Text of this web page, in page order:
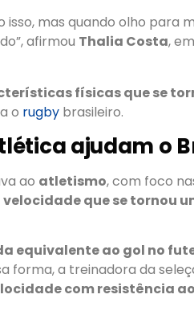
isso, mas quando olho para
afirmou Thalia Costa,
físicas que se
o rugby brasileiro.
ajudam o
ao atletismo, com foco
velocidade que se tornou
equivalente ao gol no
forma, a treinadora da
com resistência